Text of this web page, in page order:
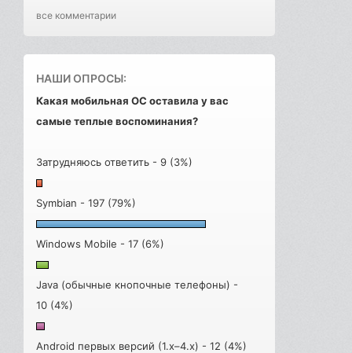
все комментарии
НАШИ ОПРОСЫ:
Какая мобильная ОС оставила у вас
самые теплые воспоминания?
Затрудняюсь ответить - 9 (3%)
Symbian - 197 (79%)
Windows Mobile - 17 (6%)
Java (обычные кнопочные телефоны) -
10 (4%)
Android первых версий (1.x–4.x) - 12 (4%)